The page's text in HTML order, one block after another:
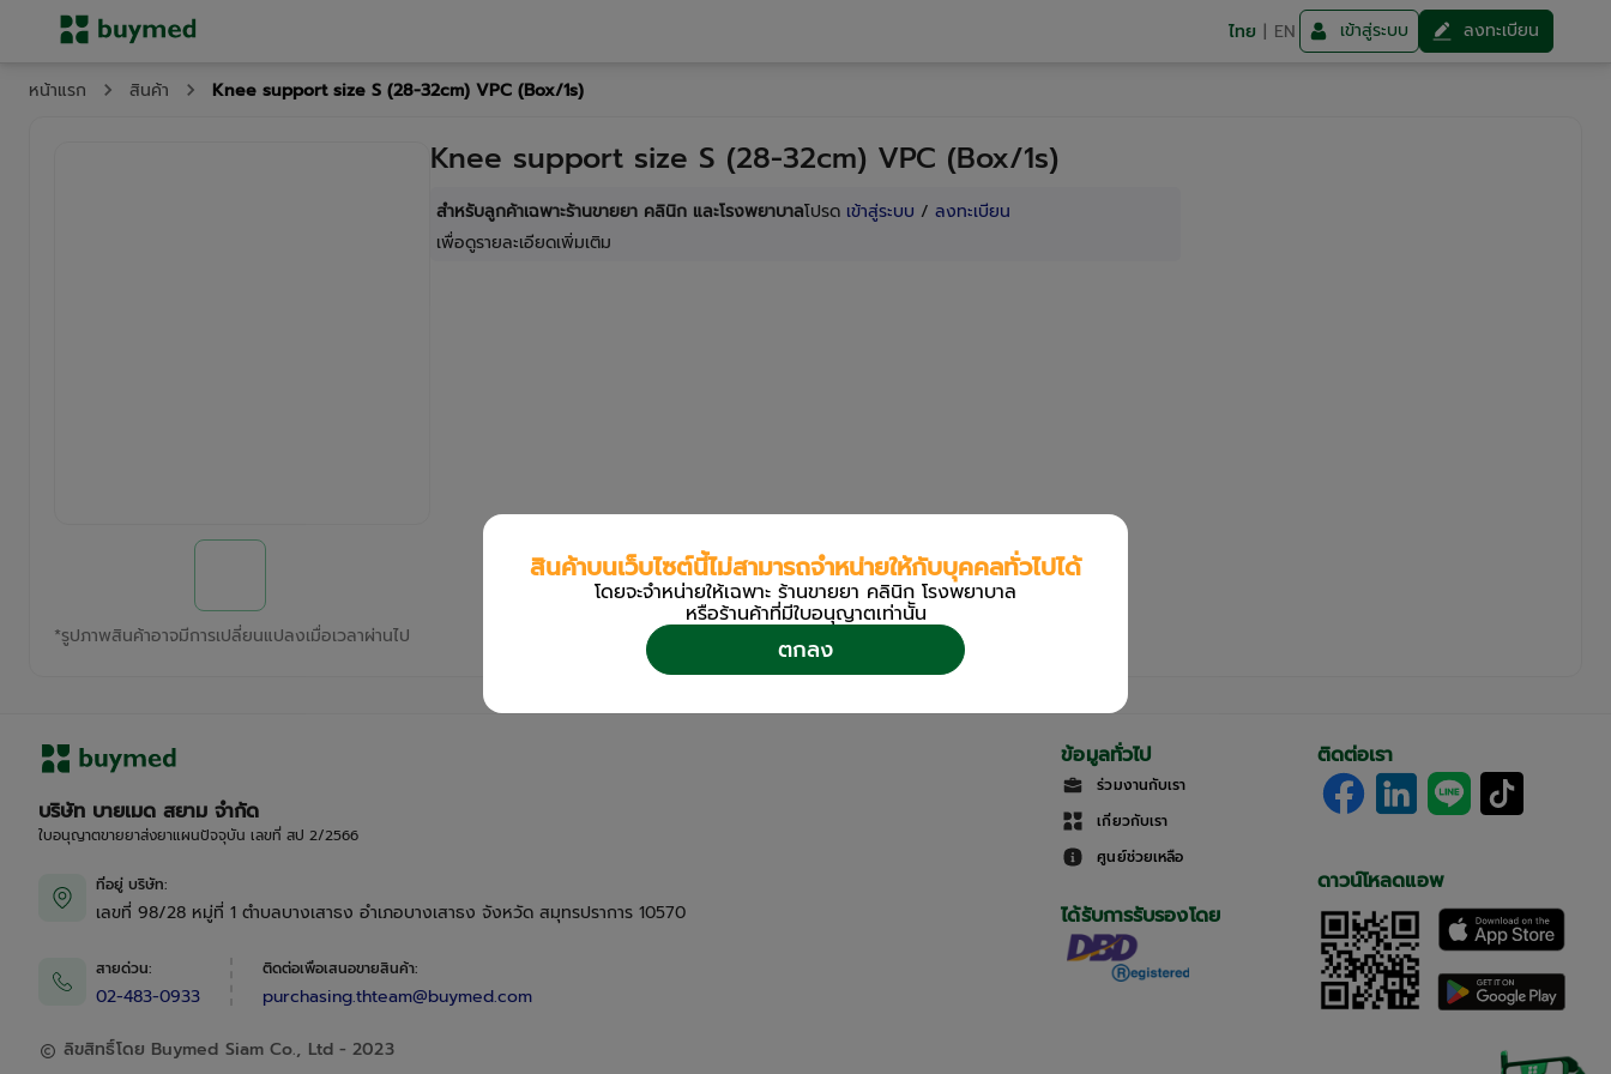
ไทย | EN เข้าสู่ระบบ ลงทะเบียน
หน้าแรก สินค้า Knee support size S (28-32cm) VPC (Box/1s)
*รูปภาพสินค้าอาจมีการเปลี่ยนแปลงเมื่อเวลาผ่านไป
Knee support size S (28-32cm) VPC (Box/1s)
สำหรับลูกค้าเฉพาะร้านขายยา คลินิก และโรงพยาบาลโปรด เข้าสู่ระบบ / ลงทะเบียน
เพื่อดูรายละเอียดเพิ่มเติม
บริษัท บายเมด สยาม จำกัด
ใบอนุญาตขายยาส่งยาแผนปัจจุบัน เลขที่ สป 2/2566
ที่อยู่ บริษัท:
เลขที่ 98/28 หมู่ที่ 1 ตำบลบางเสาธง อำเภอบางเสาธง จังหวัด สมุทรปราการ 10570
สายด่วน:
02-483-0933
ติดต่อเพื่อเสนอขายสินค้า:
purchasing.thteam@buymed.com
ลิขสิทธิ์โดย Buymed Siam Co., Ltd - 2023
ข้อมูลทั่วไป
ร่วมงานกับเรา
เกี่ยวกับเรา
ศูนย์ช่วยเหลือ
ได้รับการรับรองโดย
ติดต่อเรา
ดาวน์โหลดแอพ
สินค้าบนเว็บไซต์นี้ไม่สามารถจำหน่ายให้กับบุคคลทั่วไปได้
โดยจะจำหน่ายให้เฉพาะ ร้านขายยา คลินิก โรงพยาบาล
หรือร้านค้าที่มีใบอนุญาตเท่านััน
ตกลง